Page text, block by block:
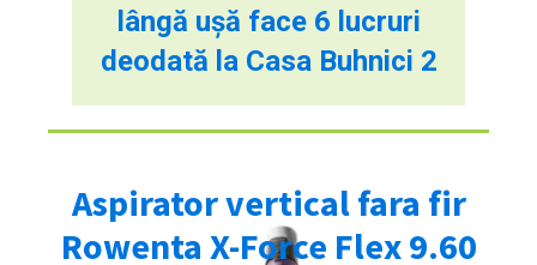
lângă ușă face 6 lucruri
deodată la Casa Buhnici 2